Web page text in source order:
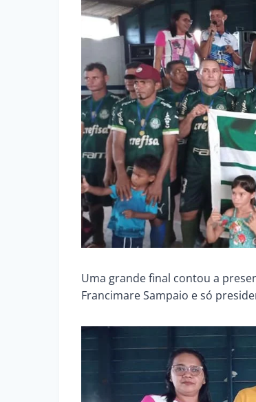
Uma grande final contou a
Francimare Sampaio e só